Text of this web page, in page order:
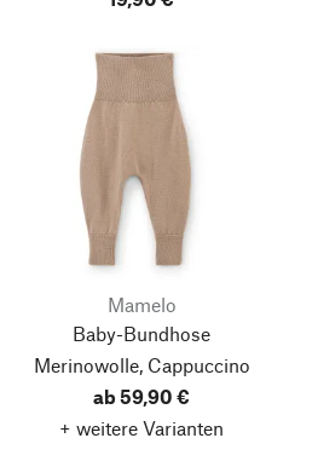
Mamelo
Baby-Bundhose
Merinowolle, Cappuccino
ab 59,90 €
+ weitere Varianten